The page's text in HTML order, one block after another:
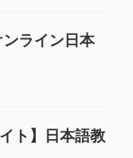
ライン日本
ト】日本語教